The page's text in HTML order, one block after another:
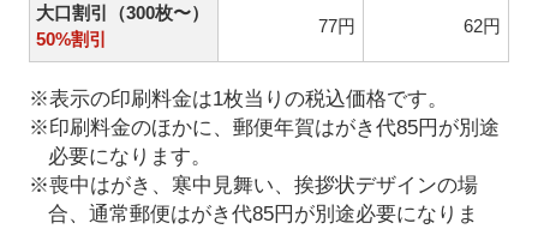
大口割引（300枚〜）
50%割引
77円 62円
※表示の印刷料金は1枚当りの税込価格です。
※印刷料金のほかに、郵便年賀はがき代85円が別途
必要になります。
※喪中はがき、寒中見舞い、挨拶状デザインの場
合、通常郵便はがき代85円が別途必要になりま